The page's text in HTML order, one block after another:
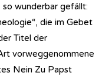
wunderbar gefällt:
die im Gebet
Titel der
vorweggenommene
Nein Zu Papst